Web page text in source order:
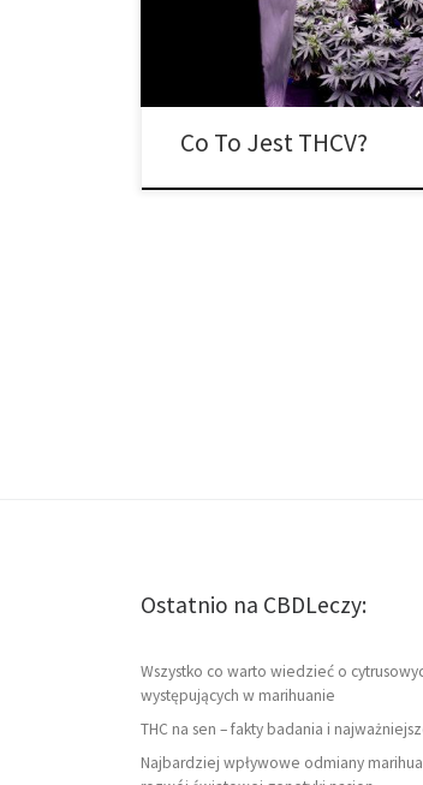
trochę przytyłem”. Może winisz za to
dobrze znany fakt, że marihuana […]
Co To Jest THCV?
Ostatnio na CBDLeczy:
Wszystko co warto wiedzieć o
występujących w marihuanie
THC na sen – fakty badania i
Najbardziej wpływowe odmiany